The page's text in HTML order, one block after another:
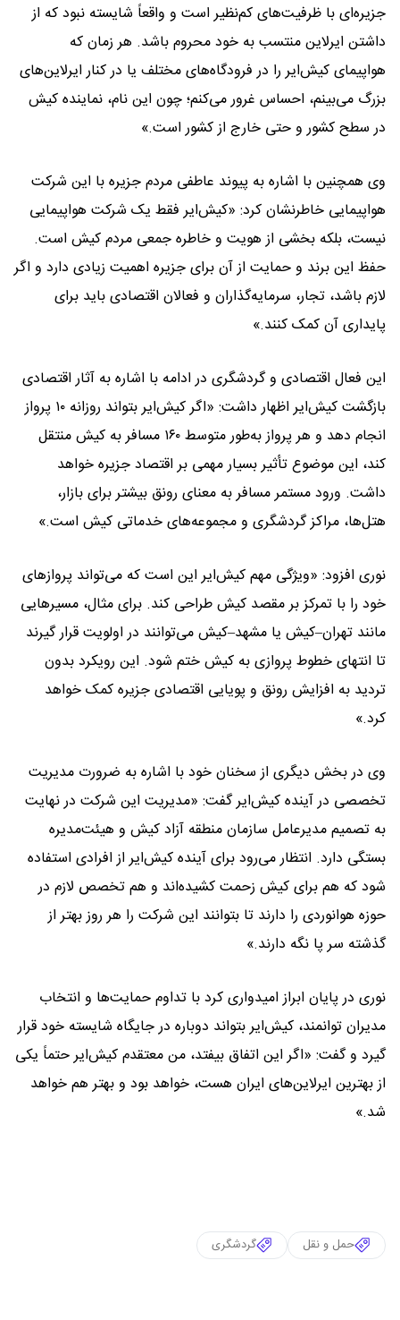
جزیره‌ای با ظرفیت‌های کم‌نظیر است و واقعاً شایسته نبود که از
داشتن ایرلاین منتسب به خود محروم باشد. هر زمان که
هواپیمای کیش‌ایر را در فرودگاه‌های مختلف یا در کنار ایرلاین‌های
بزرگ می‌بینم، احساس غرور می‌کنم؛ چون این نام، نماینده کیش
در سطح کشور و حتی خارج از کشور است.»
وی همچنین با اشاره به پیوند عاطفی مردم جزیره با این شرکت
هواپیمایی خاطرنشان کرد: «کیش‌ایر فقط یک شرکت هواپیمایی
نیست، بلکه بخشی از هویت و خاطره جمعی مردم کیش است.
حفظ این برند و حمایت از آن برای جزیره اهمیت زیادی دارد و اگر
لازم باشد، تجار، سرمایه‌گذاران و فعالان اقتصادی باید برای
پایداری آن کمک کنند.»
این فعال اقتصادی و گردشگری در ادامه با اشاره به آثار اقتصادی
بازگشت کیش‌ایر اظهار داشت: «اگر کیش‌ایر بتواند روزانه ۱۰ پرواز
انجام دهد و هر پرواز به‌طور متوسط ۱۶۰ مسافر به کیش منتقل
کند، این موضوع تأثیر بسیار مهمی بر اقتصاد جزیره خواهد
داشت. ورود مستمر مسافر به معنای رونق بیشتر برای بازار،
هتل‌ها، مراکز گردشگری و مجموعه‌های خدماتی کیش است.»
نوری افزود: «ویژگی مهم کیش‌ایر این است که می‌تواند پروازهای
خود را با تمرکز بر مقصد کیش طراحی کند. برای مثال، مسیرهایی
مانند تهران–کیش یا مشهد–کیش می‌توانند در اولویت قرار گیرند
تا انتهای خطوط پروازی به کیش ختم شود. این رویکرد بدون
تردید به افزایش رونق و پویایی اقتصادی جزیره کمک خواهد
کرد.»
وی در بخش دیگری از سخنان خود با اشاره به ضرورت مدیریت
تخصصی در آینده کیش‌ایر گفت: «مدیریت این شرکت در نهایت
به تصمیم مدیرعامل سازمان منطقه آزاد کیش و هیئت‌مدیره
بستگی دارد. انتظار می‌رود برای آینده کیش‌ایر از افرادی استفاده
شود که هم برای کیش زحمت کشیده‌اند و هم تخصص لازم در
حوزه هوانوردی را دارند تا بتوانند این شرکت را هر روز بهتر از
گذشته سر پا نگه دارند.»
نوری در پایان ابراز امیدواری کرد با تداوم حمایت‌ها و انتخاب
مدیران توانمند، کیش‌ایر بتواند دوباره در جایگاه شایسته خود قرار
گیرد و گفت: «اگر این اتفاق بیفتد، من معتقدم کیش‌ایر حتماً یکی
از بهترین ایرلاین‌های ایران هست، خواهد بود و بهتر هم خواهد
شد.»
حمل و نقل گردشگری